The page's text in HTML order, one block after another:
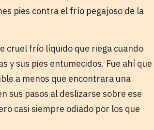
pies contra el frío pegajoso de la
cruel frío líquido que riega cuando
y sus pies entumecidos. Fue ahí que
a menos que encontrara una
sus pasos al deslizarse sobre ese
casi siempre odiado por los que